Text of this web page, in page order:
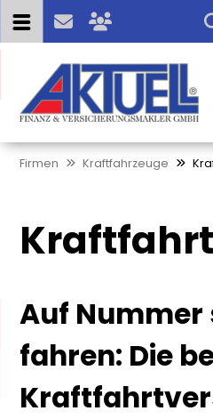
Firmen Kraftfahrzeuge
Kraftfahrt
Auf Nummer
fahren: Die